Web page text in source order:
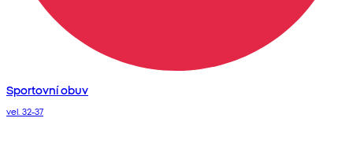
Sportovní obuv
vel. 32-37